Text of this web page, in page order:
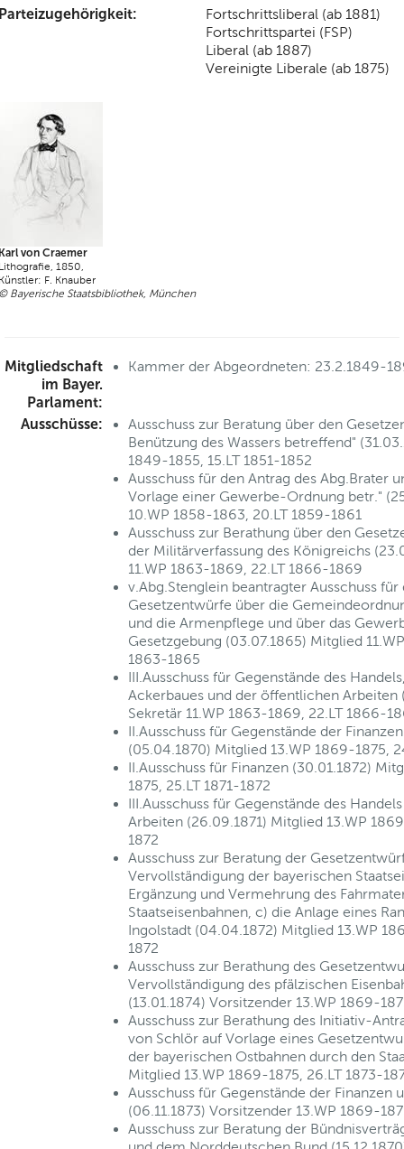
Fortschrittsliberal (ab 1881)
Fortschrittspartei (FSP)
Liberal (ab 1887)
Vereinigte Liberale (ab 1875)
von Craemer
1850,
F. Knauber
Bayerische Staatsbibliothek, München
Mitgliedschaft
im Bayer.
Parlament:
Kammer der Abgeordneten: 23.2.1849-
Ausschüsse:
Ausschuss zur Beratung über den
Benützung des Wassers betreffend"
1849-1855, 15.LT 1851-1852
Ausschuss für den Antrag des Abg.Brater
Vorlage einer Gewerbe-Ordnung betr."
10.WP 1858-1863, 20.LT 1859-1861
Ausschuss zur Berathung über den
der Militärverfassung des Königreichs
11.WP 1863-1869, 22.LT 1866-1869
v.Abg.Stenglein beantragter Ausschuss
Gesetzentwürfe über die
und die Armenpflege und über das
Gesetzgebung (03.07.1865) Mitglied
1863-1865
III.Ausschuss für Gegenstände des
Ackerbaues und der öffentlichen Arbeiten
Sekretär 11.WP 1863-1869, 22.LT 1866-
II.Ausschuss für Gegenstände der
(05.04.1870) Mitglied 13.WP 1869-1875,
II.Ausschuss für Finanzen (30.01.1872)
1875, 25.LT 1871-1872
III.Ausschuss für Gegenstände des
Arbeiten (26.09.1871) Mitglied 13.WP
1872
Ausschuss zur Beratung der
Vervollständigung der bayerischen
Ergänzung und Vermehrung des
Staatseisenbahnen, c) die Anlage eines
Ingolstadt (04.04.1872) Mitglied 13.WP
1872
Ausschuss zur Berathung des
Vervollständigung des pfälzischen
(13.01.1874) Vorsitzender 13.WP 1869-
Ausschuss zur Berathung des Initiativ-
von Schlör auf Vorlage eines
der bayerischen Ostbahnen durch den
Mitglied 13.WP 1869-1875, 26.LT 1873-
Ausschuss für Gegenstände der Finanzen
(06.11.1873) Vorsitzender 13.WP 1869-
Ausschuss zur Beratung der